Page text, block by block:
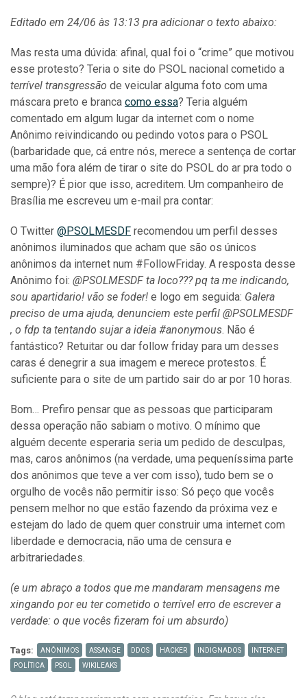
Editado em 24/06 às 13:13 pra adicionar o texto abaixo:
Mas resta uma dúvida: afinal, qual foi o “crime” que motivou
esse protesto? Teria o site do PSOL nacional cometido a
terrível transgressão de veicular alguma foto com uma
máscara preto e branca como essa? Teria alguém
comentado em algum lugar da internet com o nome
Anônimo reivindicando ou pedindo votos para o PSOL
(barbaridade que, cá entre nós, merece a sentença de cortar
uma mão fora além de tirar o site do PSOL do ar pra todo o
sempre)? É pior que isso, acreditem. Um companheiro de
Brasília me escreveu um e-mail pra contar:
O Twitter @PSOLMESDF recomendou um perfil desses
anônimos iluminados que acham que são os únicos
anônimos da internet num #FollowFriday. A resposta desse
Anônimo foi: @PSOLMESDF ta loco??? pq ta me indicando,
sou apartidario! vão se foder! e logo em seguida: Galera
preciso de uma ajuda, denunciem este perfil @PSOLMESDF
, o fdp ta tentando sujar a ideia ‪#anonymous‬. Não é
fantástico? Retuitar ou dar follow friday para um desses
caras é denegrir a sua imagem e merece protestos. É
suficiente para o site de um partido sair do ar por 10 horas.
Bom… Prefiro pensar que as pessoas que participaram
dessa operação não sabiam o motivo. O mínimo que
alguém decente esperaria seria um pedido de desculpas,
mas, caros anônimos (na verdade, uma pequeníssima parte
dos anônimos que teve a ver com isso), tudo bem se o
orgulho de vocês não permitir isso: Só peço que vocês
pensem melhor no que estão fazendo da próxima vez e
estejam do lado de quem quer construir uma internet com
liberdade e democracia, não uma de censura e
arbitrariedades.
(e um abraço a todos que me mandaram mensagens me
xingando por eu ter cometido o terrível erro de escrever a
verdade: o que vocês fizeram foi um absurdo)
Tags: ANÔNIMOS ASSANGE DDOS HACKER INDIGNADOS
INTERNET
POLÍTICA
PSOL WIKILEAKS